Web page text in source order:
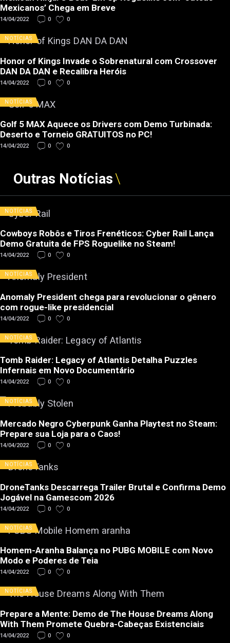
Mexicanos’ Chega em Breve
14/04/2022 0 0
NOTÍCIAS
Honor of Kings Invade o Sobrenatural com Crossover
DAN DA DAN e Recalibra Heróis
14/04/2022 0 0
NOTÍCIAS
Golf 5 MAX Aquece os Drivers com Demo Turbinada:
Deserto e Torneio GRATUITOS no PC!
14/04/2022 0 0
Outras Notícias
NOTÍCIAS
Cowboys Robôs e Tiros Frenéticos: Cyber Rail Lança
Demo Gratuita de FPS Roguelike no Steam!
14/04/2022 0 0
NOTÍCIAS
Anomaly President chega para revolucionar o gênero
com rogue-like presidencial
14/04/2022 0 0
NOTÍCIAS
Tomb Raider: Legacy of Atlantis Detalha Puzzles
Infernais em Novo Documentário
14/04/2022 0 0
NOTÍCIAS
Mercado Negro Cyberpunk Ganha Playtest no Steam:
Prepare sua Loja para o Caos!
14/04/2022 0 0
NOTÍCIAS
DroneTanks Descarrega Trailer Brutal e Confirma Demo
Jogável na Gamescom 2026
14/04/2022 0 0
NOTÍCIAS
Homem-Aranha Balança no PUBG MOBILE com Novo
Modo e Poderes de Teia
14/04/2022 0 0
NOTÍCIAS
Prepare a Mente: Demo de The House Dreams Along
With Them Promete Quebra-Cabeças Existenciais
14/04/2022 0 0